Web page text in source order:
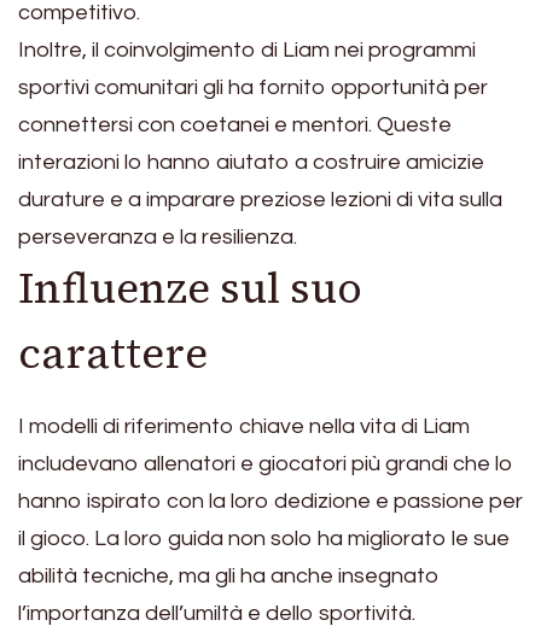
competitivo.
Inoltre, il coinvolgimento di Liam nei programmi
sportivi comunitari gli ha fornito opportunità per
connettersi con coetanei e mentori. Queste
interazioni lo hanno aiutato a costruire amicizie
durature e a imparare preziose lezioni di vita sulla
perseveranza e la resilienza.
Influenze sul suo
carattere
I modelli di riferimento chiave nella vita di Liam
includevano allenatori e giocatori più grandi che lo
hanno ispirato con la loro dedizione e passione per
il gioco. La loro guida non solo ha migliorato le sue
abilità tecniche, ma gli ha anche insegnato
l’importanza dell’umiltà e dello sportività.